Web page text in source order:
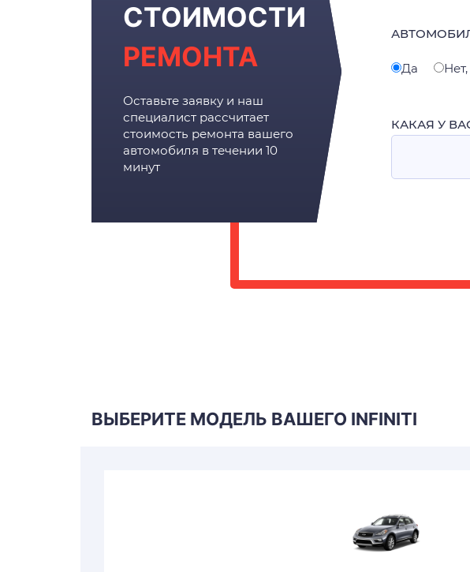
СТОИМОСТИ
РЕМОНТА
Оставьте заявку и наш
специалист рассчитает
стоимость ремонта вашего
автомобиля в течении 10
минут
Да
КАКАЯ У
ВЫБЕРИТЕ МОДЕЛЬ ВАШЕГО INFINITI